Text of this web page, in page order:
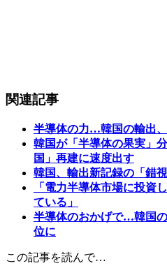
関連記事
半導体の力…韓国の輸出
韓国が「半導体の果実」
国」再建に速度出す
韓国、輸出新記録の「錯
「電力半導体市場に投資
ている」
半導体のおかげで…韓国
位に
この記事を読んで…